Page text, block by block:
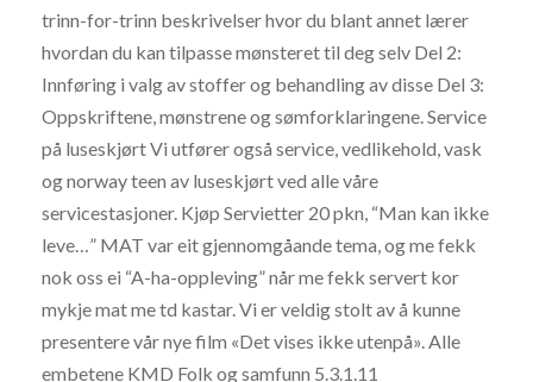
trinn-for-trinn beskrivelser hvor du blant annet lærer
hvordan du kan tilpasse mønsteret til deg selv Del 2:
Innføring i valg av stoffer og behandling av disse Del 3:
Oppskriftene, mønstrene og sømforklaringene. Service
på luseskjørt Vi utfører også service, vedlikehold, vask
og norway teen av luseskjørt ved alle våre
servicestasjoner. Kjøp Servietter 20 pkn, “Man kan ikke
leve…” MAT var eit gjennomgåande tema, og me fekk
nok oss ei “A-ha-oppleving” når me fekk servert kor
mykje mat me td kastar. Vi er veldig stolt av å kunne
presentere vår nye film «Det vises ikke utenpå». Alle
embetene KMD Folk og samfunn 5.3.1.11